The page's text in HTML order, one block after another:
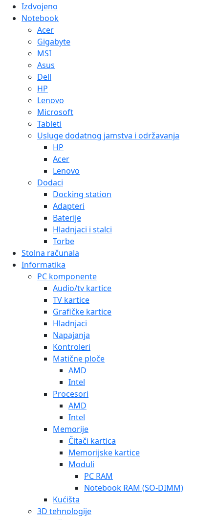
Izdvojeno
Notebook
Acer
Gigabyte
MSI
Asus
Dell
HP
Lenovo
Microsoft
Tableti
Usluge dodatnog jamstva i održavanja
HP
Acer
Lenovo
Dodaci
Docking station
Adapteri
Baterije
Hladnjaci i stalci
Torbe
Stolna računala
Informatika
PC komponente
Audio/tv kartice
TV kartice
Grafičke kartice
Hladnjaci
Napajanja
Kontroleri
Matične ploče
AMD
Intel
Procesori
AMD
Intel
Memorije
Čitači kartica
Memorijske kartice
Moduli
PC RAM
Notebook RAM (SO-DIMM)
Kućišta
3D tehnologije